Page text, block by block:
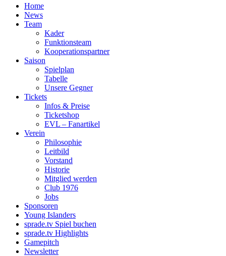
Home
News
Team
Kader
Funktionsteam
Kooperationspartner
Saison
Spielplan
Tabelle
Unsere Gegner
Tickets
Infos & Preise
Ticketshop
EVL – Fanartikel
Verein
Philosophie
Leitbild
Vorstand
Historie
Mitglied werden
Club 1976
Jobs
Sponsoren
Young Islanders
sprade.tv Spiel buchen
sprade.tv Highlights
Gamepitch
Newsletter